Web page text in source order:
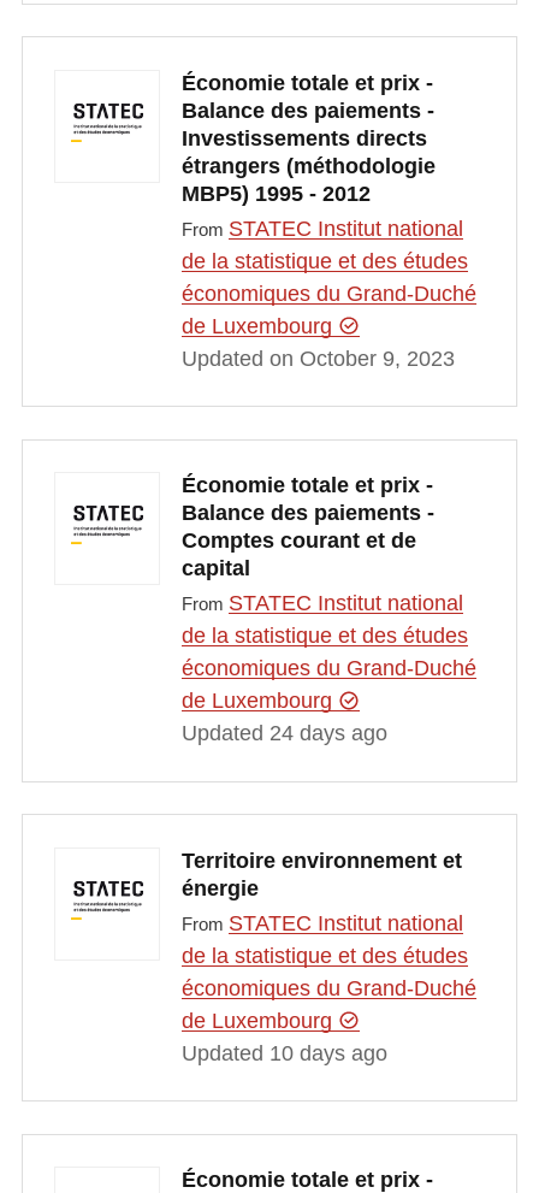
Économie totale et prix -
Balance des paiements -
Investissements directs
étrangers (méthodologie
MBP5) 1995 - 2012
From STATEC Institut national
de la statistique et des études
économiques du Grand-Duché
de Luxembourg
Updated on October 9, 2023
Économie totale et prix -
Balance des paiements -
Comptes courant et de
capital
From STATEC Institut national
de la statistique et des études
économiques du Grand-Duché
de Luxembourg
Updated 24 days ago
Territoire environnement et
énergie
From STATEC Institut national
de la statistique et des études
économiques du Grand-Duché
de Luxembourg
Updated 10 days ago
Économie totale et prix -